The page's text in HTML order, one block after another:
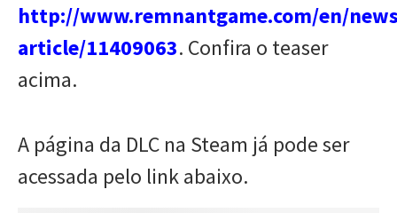
http://www.remnantgame.com/en/
article/11409063. Confira o teaser
acima.
A página da DLC na Steam já pode ser
acessada pelo link abaixo.